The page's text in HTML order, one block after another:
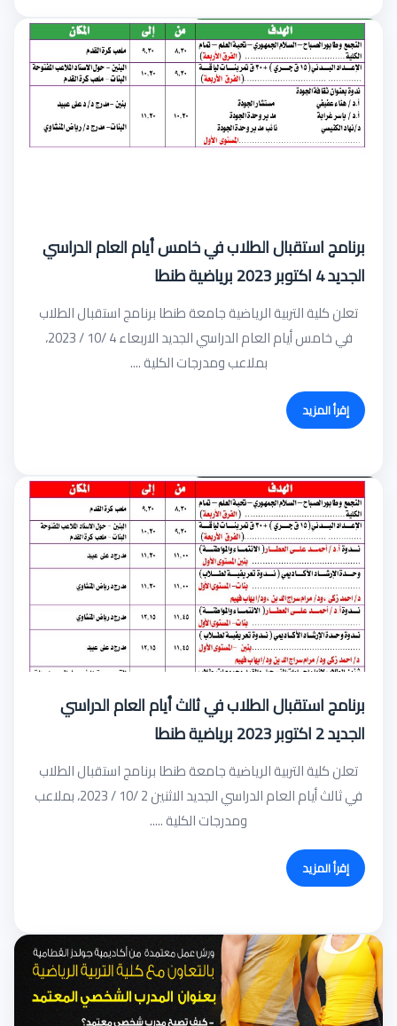
برنامج استقبال الطلاب في خامس أيام العام الدراسي
الجديد 4 اكتوبر 2023 برياضية طنطا
تعلن كلية التربية الرياضية جامعة طنطا برنامج استقبال الطلاب
في خامس أيام العام الدراسي الجديد الاربعاء 4 /10 / 2023،
بملاعب ومدرجات الكلية ....
إقرأ المزيد
برنامج استقبال الطلاب في ثالث أيام العام الدراسي
الجديد 2 اكتوبر 2023 برياضية طنطا
تعلن كلية التربية الرياضية جامعة طنطا برنامج استقبال الطلاب
في ثالث أيام العام الدراسي الجديد الاثنين 2 /10 / 2023، بملاعب
ومدرجات الكلية .....
إقرأ المزيد